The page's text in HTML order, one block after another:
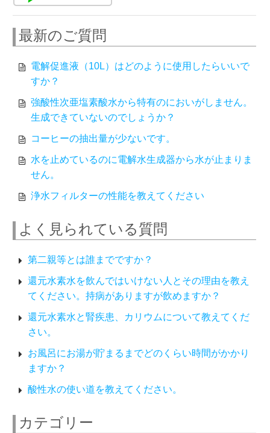
最新のご質問
電解促進液（10L）はどのように使用したらいいで
すか？
強酸性次亜塩素酸水から特有のにおいがしません。
生成できていないのでしょうか？
コーヒーの抽出量が少ないです。
水を止めているのに電解水生成器から水が止まりま
せん。
浄水フィルターの性能を教えてください
よく見られている質問
第二親等とは誰までですか？
還元水素水を飲んではいけない人とその理由を教え
てください。持病がありますが飲めますか？
還元水素水と腎疾患、カリウムについて教えてくだ
さい。
お風呂にお湯が貯まるまでどのくらい時間がかかり
ますか？
酸性水の使い道を教えてください。
カテゴリー